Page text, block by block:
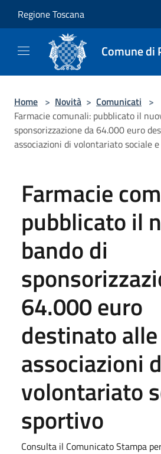
Regione Toscana
Comune di
Home > Novità > Comunicati >
Farmacie comunali: pubblicato il
sponsorizzazione da 64.000 euro
associazioni di volontariato sociale
Farmacie
pubblicato il
bando di
64.000 euro
destinato alle
associazioni
volontariato
sportivo
Consulta il Comunicato Stampa